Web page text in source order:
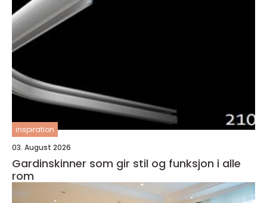
inspiration
03. August 2026
Gardinskinner som gir stil og funksjon i alle
rom